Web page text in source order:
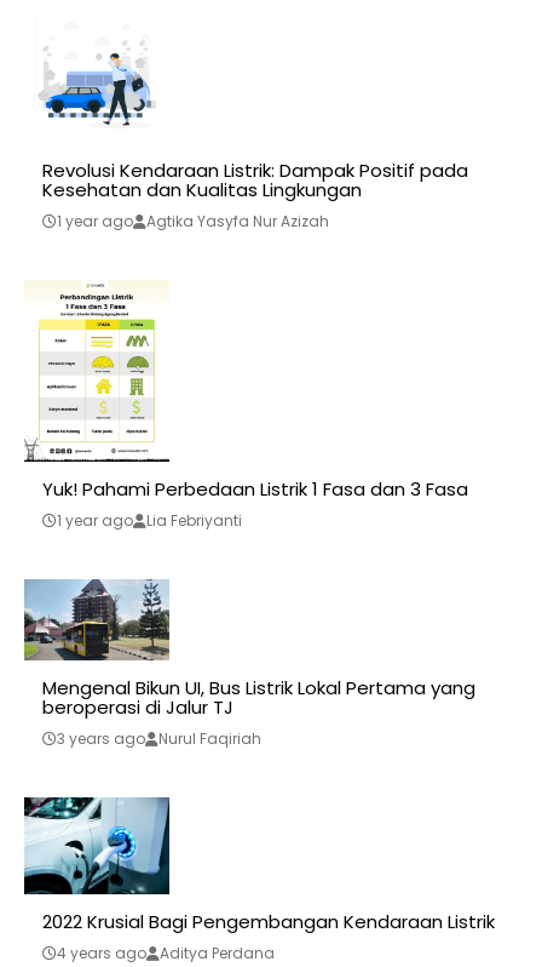
Revolusi Kendaraan Listrik: Dampak Positif pada
Kesehatan dan Kualitas Lingkungan
1 year ago Agtika Yasyfa Nur Azizah
Yuk! Pahami Perbedaan Listrik 1 Fasa dan 3 Fasa
1 year ago Lia Febriyanti
Mengenal Bikun UI, Bus Listrik Lokal Pertama yang
beroperasi di Jalur TJ
3 years ago Nurul Faqiriah
2022 Krusial Bagi Pengembangan Kendaraan Listrik
4 years ago Aditya Perdana